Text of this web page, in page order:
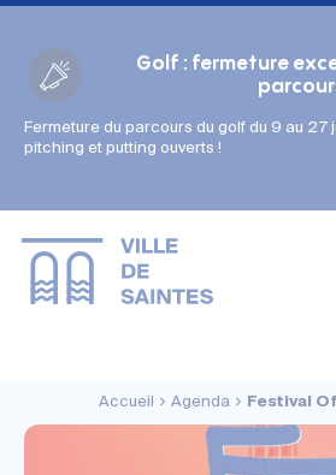
Golf : fermeture
Fermeture du parcours du golf du 9 au 27
pitching et putting ouverts !
Accueil Agenda Festival
Gestion des couleurs :
Police adaptée (dyslexie) :
Interlignage :
Par défaut
Augmenté
Taille du texte :
Très petite
Petite Défaut
Cookies management panel